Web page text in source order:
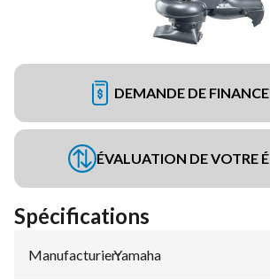
DEMANDE DE
ÉVALUATION DE VOTRE
Spécifications
Manufacturier:
Yamaha